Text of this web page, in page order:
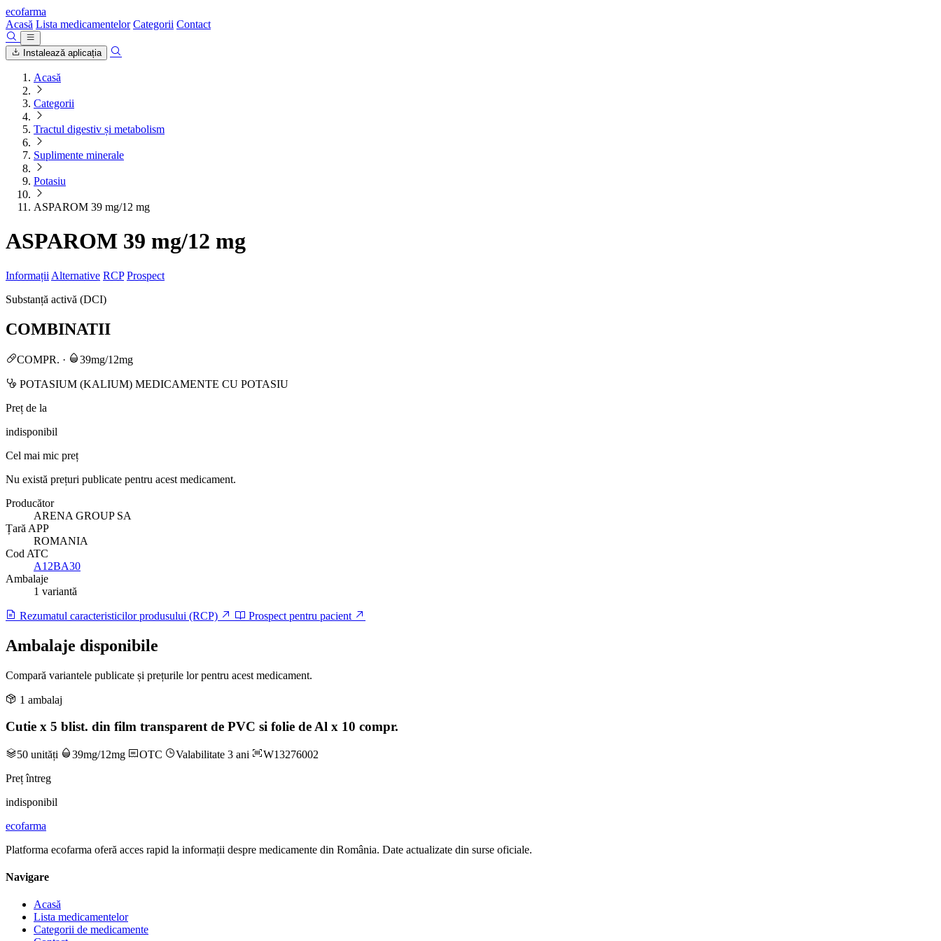
ecofarma
Acasă Lista medicamentelor Categorii Contact
Instalează aplicația
Acasă
Categorii
Tractul digestiv și metabolism
Suplimente minerale
Potasiu
ASPAROM 39 mg/12 mg
ASPAROM 39 mg/12 mg
Informații Alternative RCP Prospect
Substanță activă (DCI)
COMBINATII
COMPR. · 39mg/12mg
POTASIUM (KALIUM) MEDICAMENTE CU POTASIU
Preț de la
indisponibil
Cel mai mic preț
Nu există prețuri publicate pentru acest medicament.
Producător
ARENA GROUP SA
Țară APP
ROMANIA
Cod ATC
A12BA30
Ambalaje
1 variantă
Rezumatul caracteristicilor produsului (RCP) Prospect pentru pacient
Ambalaje disponibile
Compară variantele publicate și prețurile lor pentru acest medicament.
1 ambalaj
Cutie x 5 blist. din film transparent de PVC si folie de Al x 10 compr.
50 unități 39mg/12mg OTC Valabilitate 3 ani
W13276002
Preț întreg
indisponibil
ecofarma
Platforma ecofarma oferă acces rapid la informații despre medicamente din România. Date actualizate din surse oficiale.
Navigare
Acasă
Lista medicamentelor
Categorii de medicamente